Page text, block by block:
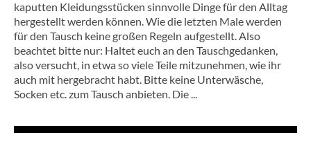
kaputten Kleidungsstücken sinnvolle Dinge für den Alltag
hergestellt werden können. Wie die letzten Male werden
für den Tausch keine großen Regeln aufgestellt. Also
beachtet bitte nur: Haltet euch an den Tauschgedanken,
also versucht, in etwa so viele Teile mitzunehmen, wie ihr
auch mit hergebracht habt. Bitte keine Unterwäsche,
Socken etc. zum Tausch anbieten. Die ...